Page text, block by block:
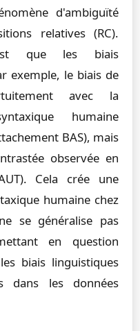
d'ambiguïté
relatives (RC).
que les biais
exemple, le biais de
avec la
humaine
BAS), mais
observée en
Cela crée une
humaine chez
se généralise pas
en question
biais linguistiques
dans les données